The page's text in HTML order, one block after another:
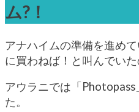
ム?！
アナハイムの準備を進め
に買わねば！と叫んでい
アウラニでは「
た。